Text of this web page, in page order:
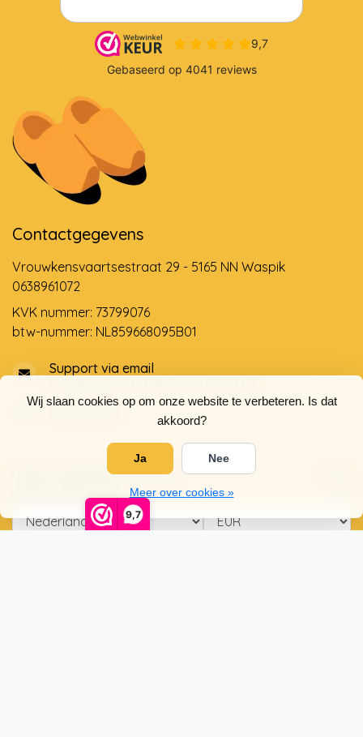
9,7
Wij slaan cookies op om onze website te verbeteren. Is dat
akkoord?
Ja Nee
Meer over cookies »
Contactgegevens
Vrouwkensvaartsestraat 29 - 5165 NN Waspik
0638961072
KVK nummer: 73799076
btw-nummer: NL859668095B01
Support via email
OpeningstijdenSocials
Klantenservice